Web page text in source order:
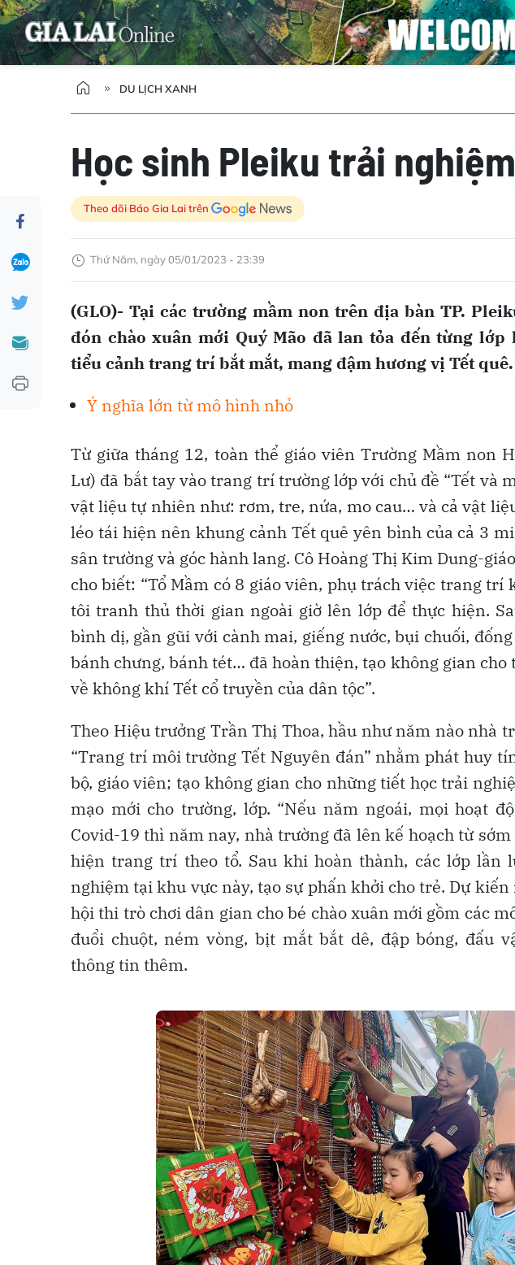
DU LỊCH XANH
Học sinh Pleiku trải
Theo dõi Báo Gia Lai trên
Thứ Năm, ngày 05/01/2023 - 23:39
(GLO)- Tại các trường mầm non trên địa bàn TP.
đón chào xuân mới Quý Mão đã lan tỏa đến từng
tiểu cảnh trang trí bắt mắt, mang đậm hương vị Tết quê.
Ý nghĩa lớn từ mô hình nhỏ
Từ giữa tháng 12, toàn thể giáo viên Trường Mầm non
Lư) đã bắt tay vào trang trí trường lớp với chủ đề “Tết và
vật liệu tự nhiên như: rơm, tre, nứa, mo cau… và cả vật
léo tái hiện nên khung cảnh Tết quê yên bình của cả 3
sân trường và góc hành lang. Cô Hoàng Thị Kim Dung-
cho biết: “Tổ Mầm có 8 giáo viên, phụ trách việc trang trí
tôi tranh thủ thời gian ngoài giờ lên lớp để thực hiện.
bình dị, gần gũi với cành mai, giếng nước, bụi chuối,
bánh chưng, bánh tét… đã hoàn thiện, tạo không gian
về không khí Tết cổ truyền của dân tộc”.
Theo Hiệu trưởng Trần Thị Thoa, hầu như năm nào nhà
“Trang trí môi trường Tết Nguyên đán” nhằm phát huy
bộ, giáo viên; tạo không gian cho những tiết học trải
mạo mới cho trường, lớp. “Nếu năm ngoái, mọi hoạt
Covid-19 thì năm nay, nhà trường đã lên kế hoạch từ
hiện trang trí theo tổ. Sau khi hoàn thành, các lớp lần
nghiệm tại khu vực này, tạo sự phấn khởi cho trẻ. Dự
hội thi trò chơi dân gian cho bé chào xuân mới gồm các
đuổi chuột, ném vòng, bịt mắt bắt dê, đập bóng, đấu
thông tin thêm.